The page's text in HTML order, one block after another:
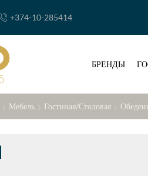
+374-10-285414
БРЕНДЫ
Мебель Гостиная/Столовая